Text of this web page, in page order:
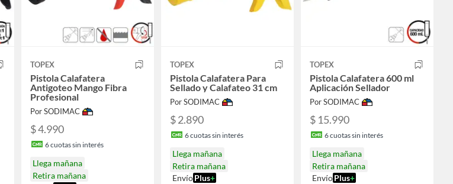
TOPEX
Pistola Calafatera
Antigoteo Mango Fibra
Profesional
Por SODIMAC
$ 4.990
6cuotas sin interés
Llega mañana
Retira mañana
TOPEX
Pistola Calafatera Para
Sellado y Calafateo 31 cm
Por SODIMAC
$ 2.890
6cuotas sin interés
Llega mañana
Retira mañana
EnvíoPlus+
TOPEX
Pistola Calafatera 600 ml
Aplicación Sellador
Por SODIMAC
$ 15.990
6cuotas sin interés
Llega mañana
Retira mañana
EnvíoPlus+